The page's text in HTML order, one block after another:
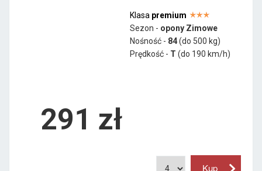
Klasa premium
Sezon - opony Zimowe
Nośność - 84(do 500 kg)
Prędkość - T (do 190 km/h)
291 zł